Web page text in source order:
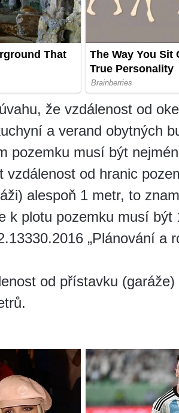
že vzdálenost od
a verand obytných
pozemku musí být
vzdálenost od hranic
alespoň 1 metr, to
k plotu pozemku musí být
„Plánování a
od přístavku